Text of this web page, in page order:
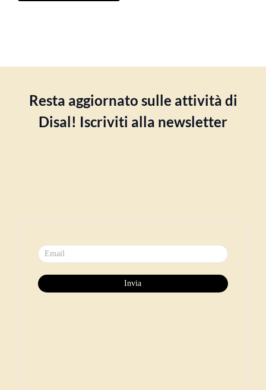
Resta aggiornato sulle attività di
Disal! Iscriviti alla newsletter